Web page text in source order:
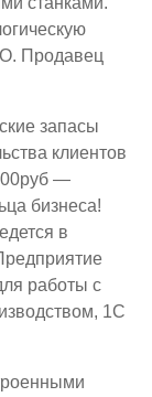
Продавец
запасы
клиентов
—
бизнеса!
в
работы с
1С